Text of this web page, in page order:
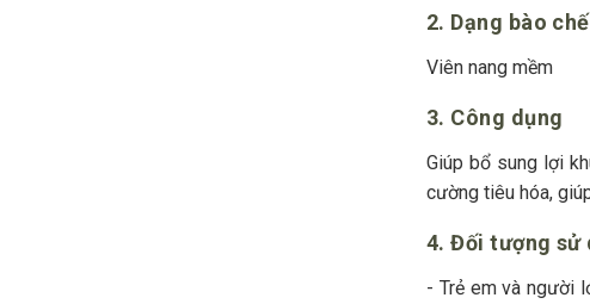
2. Dạng bào chế
Viên nang mềm
3. Công dụng
Giúp bổ sung lợi
cường tiêu hóa,
4. Đối tượng sử
- Trẻ em và người